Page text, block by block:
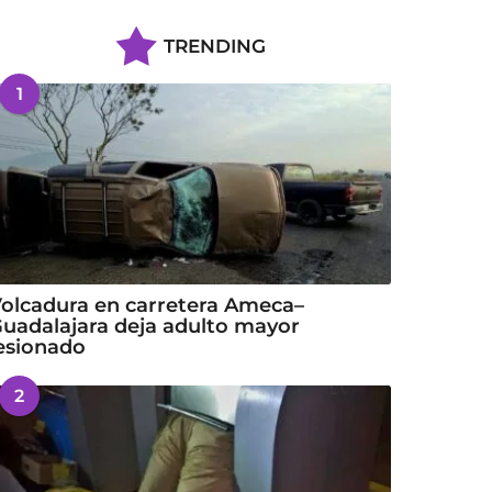
TRENDING
1
en carretera Ameca–
deja adulto mayor
2